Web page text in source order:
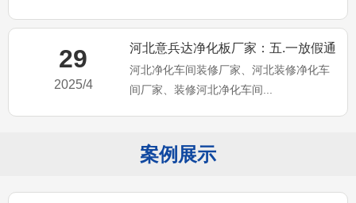
29
2025/4
河北意兵达净化板厂家：五.一放假通
知，河北净化车间装修厂家
河北净化车间装修厂家、河北装修净化车
间厂家、装修河北净化车间...
案例展示